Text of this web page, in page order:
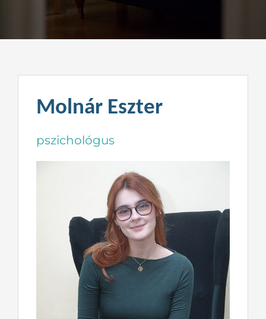
Kapcsolat
Molnár Eszter
pszichológus